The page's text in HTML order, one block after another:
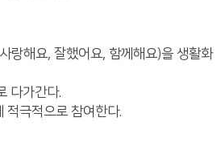
랑해요, 잘했어요, 함께해요)을 생활화
다가간다.
적극적으로 참여한다.